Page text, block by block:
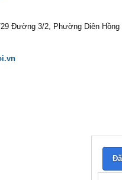
Đường 3/2, Phường Diên Hồng